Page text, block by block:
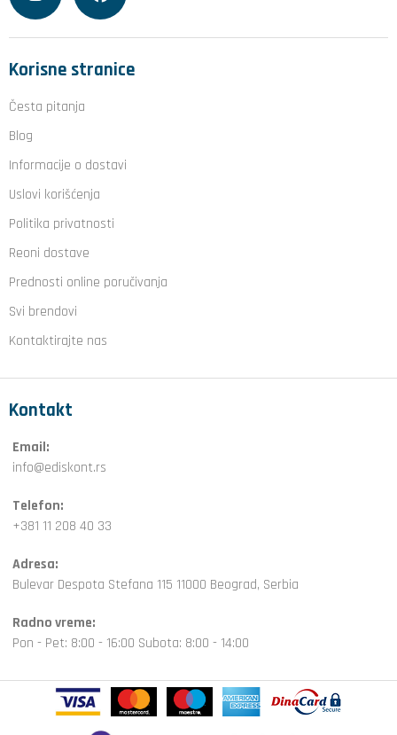
Korisne stranice
Česta pitanja
Blog
Informacije o dostavi
Uslovi korišćenja
Politika privatnosti
Reoni dostave
Prednosti online poručivanja
Svi brendovi
Kontaktirajte nas
Kontakt
Email:
info@ediskont.rs
Telefon:
+381 11 208 40 33
Adresa:
Bulevar Despota Stefana 115 11000 Beograd, Serbia
Radno vreme:
Pon - Pet: 8:00 - 16:00 Subota: 8:00 - 14:00